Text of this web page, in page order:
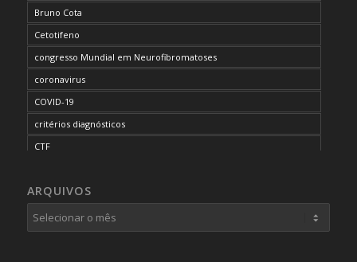
Bruno Cota
Cetotifeno
congresso Mundial em Neurofibromatoses
coronavirus
COVID-19
critérios diagnósticos
CTF
desordem do processamento auditivo
diagnóstico
dificuldades cognitivas
ARQUIVOS